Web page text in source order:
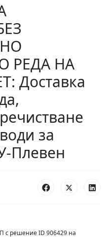
РЕДА НА
Доставка
за
Плевен
с решение ID 906429 на